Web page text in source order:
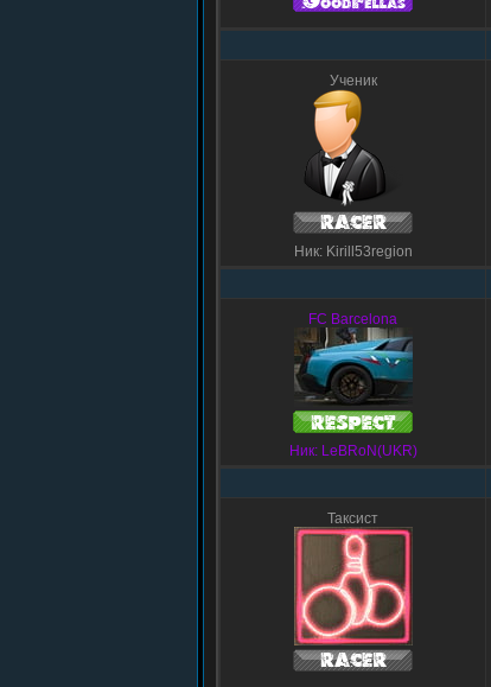
Ученик
Ник: Kirill53region
FC Barcelona
Ник: LeBRoN(UKR)
Таксист